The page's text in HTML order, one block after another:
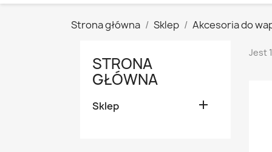
Strona główna Sklep Akcesoria do
STRONA
GŁÓWNA
Sklep 
Jest